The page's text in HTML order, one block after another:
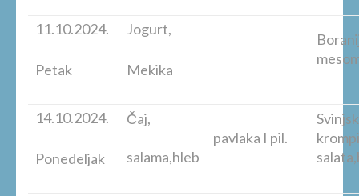
11.10.2024.
Petak
Jogurt,
Mekika
14.10.2024.
Ponedeljak
Čaj,
pavlaka I pil.
salama,hleb